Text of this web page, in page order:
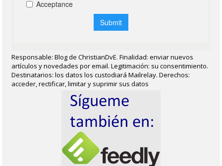
Responsable: Blog de ChristianDvE. Finalidad: enviar nuevos
artículos y novedades por email. Legitimación: su consentimiento.
Destinatarios: los datos los custodiará Mailrelay. Derechos:
acceder, rectificar, limitar y suprimir sus datos